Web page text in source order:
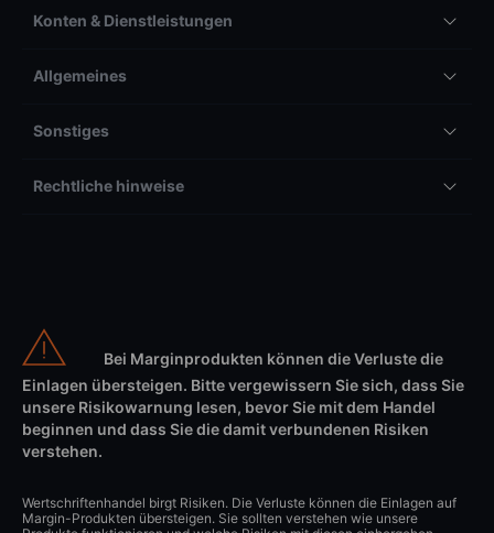
Konten & Dienstleistungen
Allgemeines
Sonstiges
Rechtliche hinweise
Bei Marginprodukten können die Verluste die
Einlagen übersteigen. Bitte vergewissern Sie sich, dass Sie
unsere Risikowarnung lesen, bevor Sie mit dem Handel
beginnen und dass Sie die damit verbundenen Risiken
verstehen.
Wertschriftenhandel birgt Risiken. Die Verluste können die Einlagen auf
Margin-Produkten übersteigen. Sie sollten verstehen wie unsere